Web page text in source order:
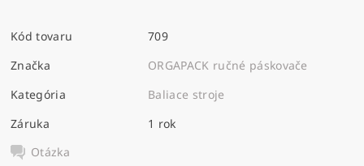
Kód tovaru
709
Značka
ORGAPACK ručné páskovače
Kategória
Baliace stroje
Záruka
1 rok
Otázka